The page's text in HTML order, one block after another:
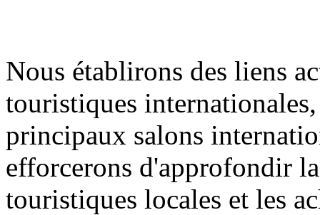
Nous établirons des liens
touristiques
principaux salons
efforcerons d'approfondir
touristiques locales et les